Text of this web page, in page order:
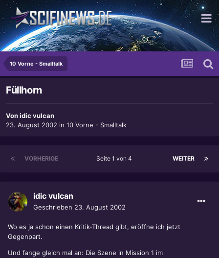
...macht nichts - wir haben einen Gartenzaun.
10 Vorne - Smalltalk
Füllhorn
Vonidic vulcan
23. August 2002 in 10 Vorne - Smalltalk
VORHERIGE WEITER
Seite 1 von 4
idic vulcan
Geschrieben 23. August 2002
Wo es ja schon einen Kritik-Thread gibt, eröffne ich jetzt
Gegenpart.
Und fange gleich mal an: Die Szene in Mission 1 im